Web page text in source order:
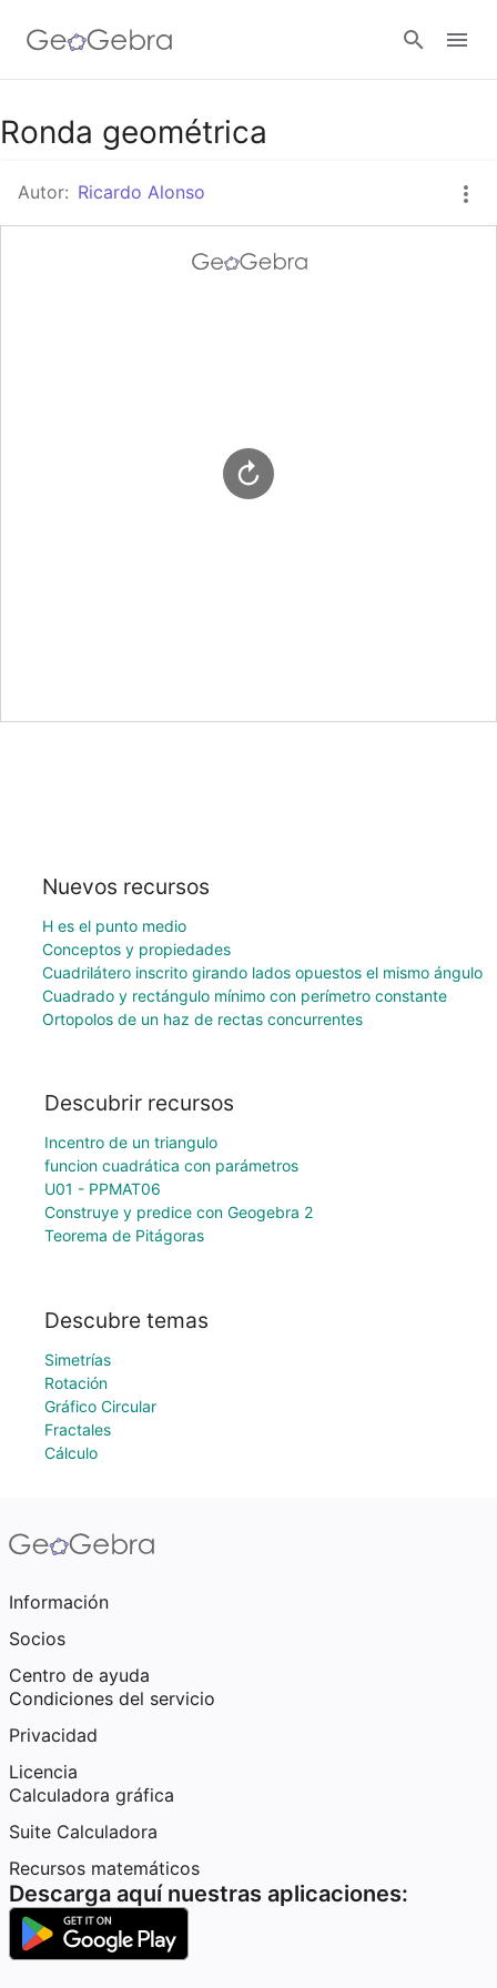
Google Classroom
GeoGebra Classroom
Ronda geométrica
Autor: Ricardo Alonso
Nuevos recursos
H es el punto medio
Conceptos y propiedades
Cuadrilátero inscrito girando lados opuestos el mismo ángulo
Cuadrado y rectángulo mínimo con perímetro constante
Ortopolos de un haz de rectas concurrentes
Descubrir recursos
Incentro de un triangulo
funcion cuadrática con parámetros
U01 - PPMAT06
Construye y predice con Geogebra 2
Teorema de Pitágoras
Descubre temas
Simetrías
Rotación
Gráfico Circular
Fractales
Cálculo
Información
Socios
Centro de ayuda
Condiciones del servicio
Privacidad
Licencia
Calculadora gráfica
Suite Calculadora
Recursos matemáticos
Descarga aquí nuestras aplicaciones: